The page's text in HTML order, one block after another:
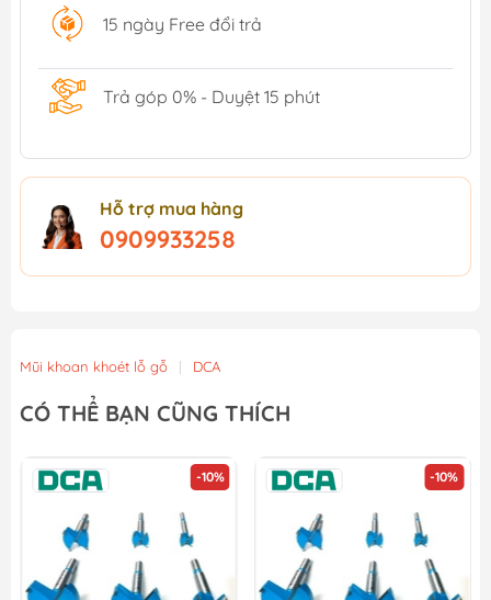
15 ngày Free đổi trả
Trả góp 0% - Duyệt 15 phút
Hỗ trợ mua hàng
0909933258
Mũi khoan khoét lỗ gỗ | DCA
CÓ THỂ BẠN CŨNG THÍCH
-10% -10%